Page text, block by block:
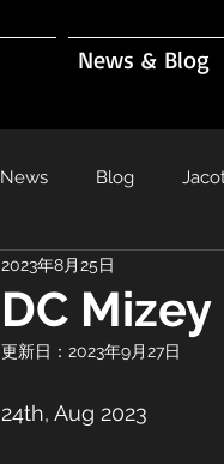
News & Blog
News Blog
DC
2023年8月25日
更新日： 2023年9月27日
24th, Aug 2023